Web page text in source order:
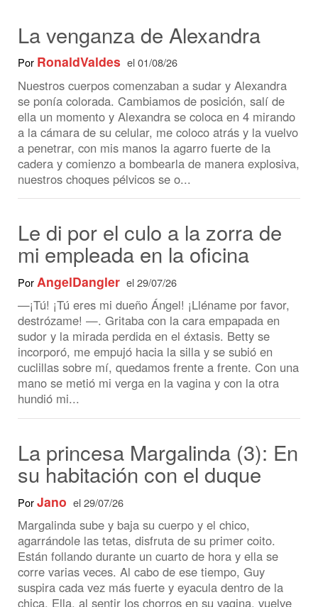
PorRonaldValdes el 01/08/26
Nuestros cuerpos comenzaban a sudar y Alexandra
se ponía colorada. Cambiamos de posición, salí de
ella un momento y Alexandra se coloca en 4 mirando
a la cámara de su celular, me coloco atrás y la vuelvo
a penetrar, con mis manos la agarro fuerte de la
cadera y comienzo a bombearla de manera explosiva,
nuestros choques pélvicos se o...
Le di por el culo a la zorra de
mi empleada en la oficina
AngelDangler el 29/07/26
—¡Tú! ¡Tú eres mi dueño Ángel! ¡Lléname por favor,
destrózame! —. Gritaba con la cara empapada en
sudor y la mirada perdida en el éxtasis. Betty se
incorporó, me empujó hacia la silla y se subió en
cuclillas sobre mí, quedamos frente a frente. Con una
mano se metió mi verga en la vagina y con la otra
hundió mi...
La princesa Margalinda (3): En
PorJano el 29/07/26
Margalinda sube y baja su cuerpo y el chico,
agarrándole las tetas, disfruta de su primer coito.
Están follando durante un cuarto de hora y ella se
corre varias veces. Al cabo de ese tiempo, Guy
suspira cada vez más fuerte y eyacula dentro de la
chica. Ella, al sentir los chorros en su vagina, vuelve
a experimentar un orgasmo...